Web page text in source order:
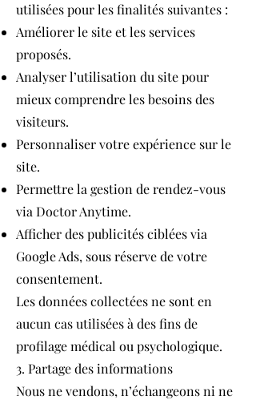
utilisées pour les finalités suivantes :
Améliorer le site et les services
proposés.
Analyser l’utilisation du site pour
mieux comprendre les besoins des
visiteurs.
Personnaliser votre expérience sur le
site.
Permettre la gestion de rendez-vous
via Doctor Anytime.
Afficher des publicités ciblées via
Google Ads, sous réserve de votre
consentement.
Les données collectées ne sont en
aucun cas utilisées à des fins de
profilage médical ou psychologique.
3. Partage des informations
Nous ne vendons, n’échangeons ni ne